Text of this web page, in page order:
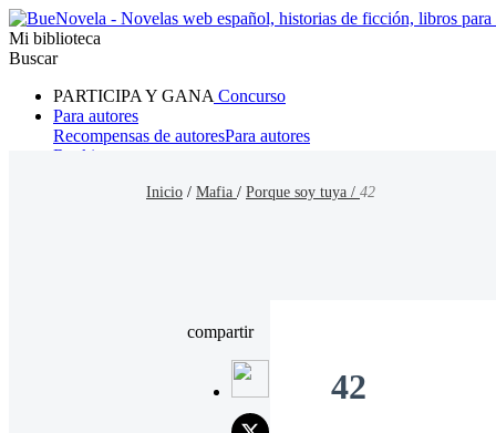
Mi biblioteca
Buscar
PARTICIPA Y GANA Concurso
Para autores
Recompensas de autoresPara autores
Ranking
Inicio / Mafia / Porque soy tuya / 42
compartir
42